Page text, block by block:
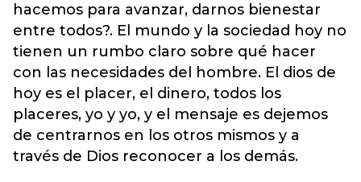
hacemos para avanzar, darnos bienestar
entre todos?. El mundo y la sociedad hoy no
tienen un rumbo claro sobre qué hacer
con las necesidades del hombre. El dios de
hoy es el placer, el dinero, todos los
placeres, yo y yo, y el mensaje es dejemos
de centrarnos en los otros mismos y a
través de Dios reconocer a los demás.